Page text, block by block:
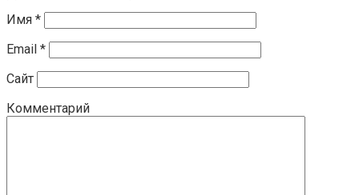
Имя *
Email *
Сайт
Комментарий